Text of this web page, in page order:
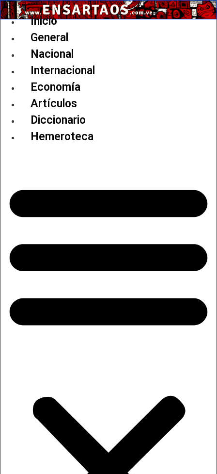
Ir
al
Inicio
General
Nacional
Internacional
Economía
Artículos
Diccionario
Hemeroteca